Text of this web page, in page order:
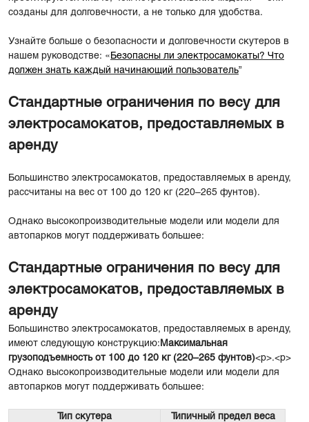
созданы для долговечности, а не только для удобства.
Узнайте больше о безопасности и долговечности скутеров в
нашем руководстве: « Безопасны ли электросамокаты? Что
должен знать каждый начинающий пользователь”
Стандартные ограничения по весу для
электросамокатов, предоставляемых в
аренду
Большинство электросамокатов, предоставляемых в аренду,
рассчитаны на вес от 100 до 120 кг (220–265 фунтов).
Однако высокопроизводительные модели или модели для
автопарков могут поддерживать большее:
Стандартные ограничения по весу для
электросамокатов, предоставляемых в
аренду
Большинство электросамокатов, предоставляемых в аренду,
имеют следующую конструкцию: Максимальная
грузоподъемность от 100 до 120 кг (220–265 фунтов)<р>.<р>
Однако высокопроизводительные модели или модели для
автопарков могут поддерживать большее:
Тип скутера Типичный предел веса